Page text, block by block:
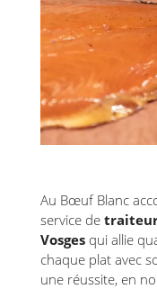
Au Bœuf Blanc
service de
Vosgesqui allie
chaque plat avec
une réussite, en